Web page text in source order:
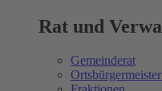
Rat und
Gemeinderat